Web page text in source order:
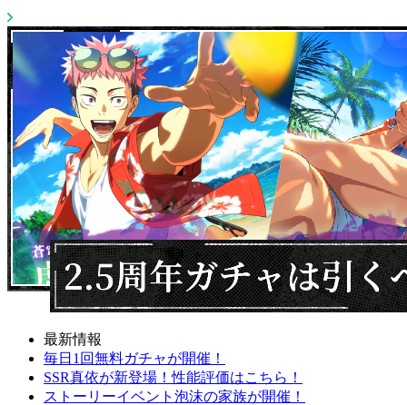
最新情報
毎日1回無料ガチャが開催！
SSR真依が新登場！性能評価はこちら！
ストーリーイベント泡沫の家族が開催！